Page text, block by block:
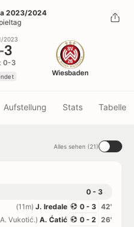
-32023/2024
2023
-3
0-3
Wiesbaden
Aufstellung Stats Tabelle
Alles sehen (21)
0 - 3
42'
0 - 3
(11m) J. Iredale
26'
0 - 2
Vukotić.) A. Ćatić